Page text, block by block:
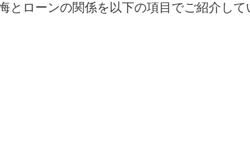
とローンの関係を以下の項目でご紹介して